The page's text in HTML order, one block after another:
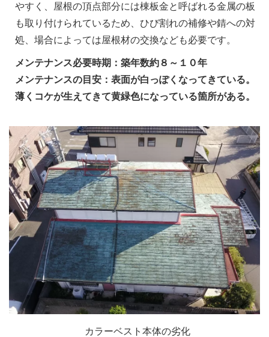
やすく、屋根の頂点部分には棟板金と呼ばれる金属の板
も取り付けられているため、ひび割れの補修や錆への対
処、場合によっては屋根材の交換なども必要です。
メンテナンス必要時期：築年数約８～１０年
メンテナンスの目安：表面が白っぽくなってきている。
薄くコケが生えてきて黄緑色になっている箇所がある。
カラーベスト本体の劣化